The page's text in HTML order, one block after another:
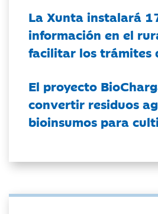
La Xunta instalará
información en el
facilitar los trámites
El proyecto
convertir residuos
bioinsumos para